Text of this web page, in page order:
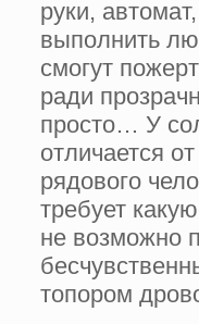
руки,
выполнить
смогут
ради
просто… У
отличается
рядового
требует
не возможно
топором